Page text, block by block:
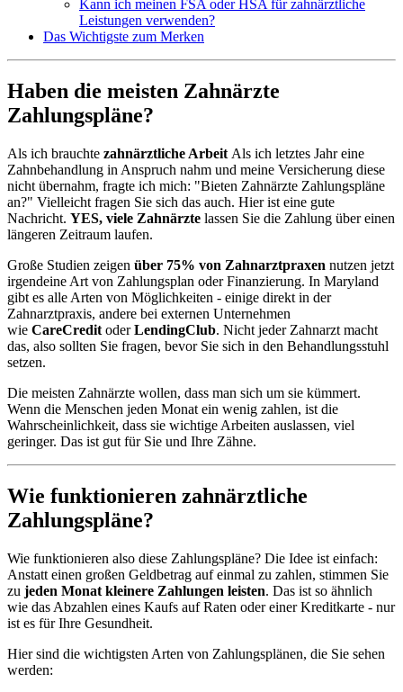
Kann ich meinen FSA oder HSA für zahnärztliche
Leistungen verwenden?
Das Wichtigste zum Merken
Haben die meisten Zahnärzte
Zahlungspläne?
Als ich brauchte zahnärztliche Arbeit Als ich letztes Jahr eine
Zahnbehandlung in Anspruch nahm und meine Versicherung diese
nicht übernahm, fragte ich mich: "Bieten Zahnärzte Zahlungspläne
an?" Vielleicht fragen Sie sich das auch. Hier ist eine gute
Nachricht. YES, viele Zahnärzte lassen Sie die Zahlung über einen
längeren Zeitraum laufen.
Große Studien zeigen über 75% von Zahnarztpraxen nutzen jetzt
irgendeine Art von Zahlungsplan oder Finanzierung. In Maryland
gibt es alle Arten von Möglichkeiten - einige direkt in der
Zahnarztpraxis, andere bei externen Unternehmen
wie CareCredit oderLendingClub. Nicht jeder Zahnarzt macht
das, also sollten Sie fragen, bevor Sie sich in den Behandlungsstuhl
setzen.
Die meisten Zahnärzte wollen, dass man sich um sie kümmert.
Wenn die Menschen jeden Monat ein wenig zahlen, ist die
Wahrscheinlichkeit, dass sie wichtige Arbeiten auslassen, viel
geringer. Das ist gut für Sie und Ihre Zähne.
Wie funktionieren zahnärztliche
Zahlungspläne?
Wie funktionieren also diese Zahlungspläne? Die Idee ist einfach:
Anstatt einen großen Geldbetrag auf einmal zu zahlen, stimmen Sie
zu jeden Monat kleinere Zahlungen leisten. Das ist so ähnlich
wie das Abzahlen eines Kaufs auf Raten oder einer Kreditkarte - nur
ist es für Ihre Gesundheit.
Hier sind die wichtigsten Arten von Zahlungsplänen, die Sie sehen
werden: